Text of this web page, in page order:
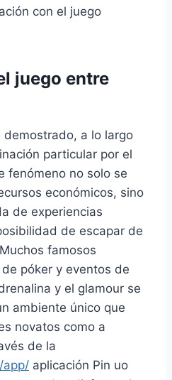
con el juego
juego entre
a lo largo
particular por el
fenómeno no solo se
económicos, sino
de experiencias
de escapar de
famosos
póker y eventos de
y el glamour se
ambiente único que
novatos como a
de la
app/ aplicación Pin uo